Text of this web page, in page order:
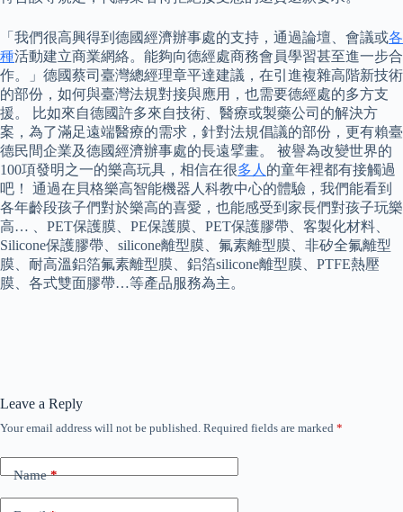
「我們很高興得到德國經濟辦事處的支持，通過論壇、會議或各
種活動建立商業網絡。能夠向德經處商務會員學習甚至進一步合
作。」德國蔡司臺灣總經理章平達建議，在引進複雜高階新技術
的部份，如何與臺灣法規對接與應用，也需要德經處的多方支
援。 比如來自德國許多來自技術、醫療或製藥公司的解決方
案，為了滿足遠端醫療的需求，針對法規倡議的部份，更有賴臺
德民間企業及德國經濟辦事處的長遠擘畫。 被譽為改變世界的
100項發明之一的樂高玩具，相信在很多人 的童年裡都有接觸過
吧！ 通過在貝格樂高智能機器人科教中心的體驗，我們能看到
各年齡段孩子們對於樂高的喜愛，也能感受到家長們對孩子玩樂
高… 、PET保護膜、PE保護膜、PET保護膠帶、客製化材料、
Silicone保護膠帶、silicone離型膜、氟素離型膜、非矽全氟離型
膜、耐高溫鋁箔氟素離型膜、鋁箔silicone離型膜、PTFE熱壓
膜、各式雙面膠帶…等產品服務為主。
Leave a Reply
Your email address will not be published. Required fields are marked *
Name*